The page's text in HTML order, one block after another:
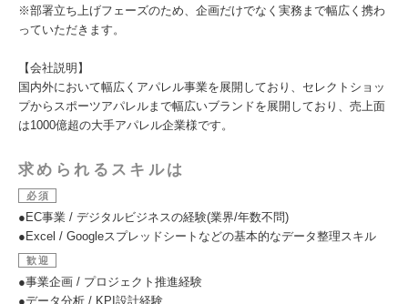
※部署立ち上げフェーズのため、企画だけでなく実務まで幅広く携わ
っていただきます。
【会社説明】
国内外において幅広くアパレル事業を展開しており、セレクトショッ
プからスポーツアパレルまで幅広いブランドを展開しており、売上面
は1000億超の大手アパレル企業様です。
求められるスキルは
必須
●EC事業 / デジタルビジネスの経験(業界/年数不問)
●Excel / Googleスプレッドシートなどの基本的なデータ整理スキル
歓迎
●事業企画 / プロジェクト推進経験
●データ分析 / KPI設計経験